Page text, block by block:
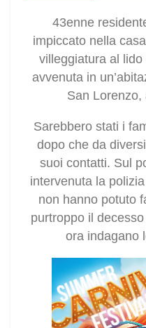
43enne
impiccato nella
villeggiatura al
avvenuta in
San Lorenzo,
Sarebbero stati i
dopo che da
suoi contatti. Sul
intervenuta la
non hanno potuto
purtroppo il decesso
ora indagano